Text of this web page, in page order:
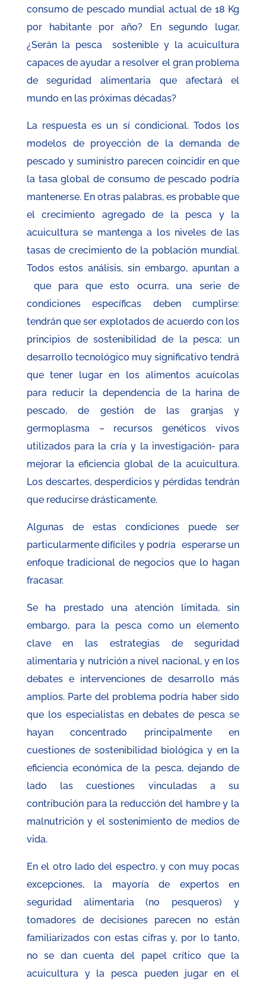
consumo de pescado mundial actual de 18 Kg
por habitante por año? En segundo lugar,
¿Serán la pesca sostenible y la acuicultura
capaces de ayudar a resolver el gran problema
de seguridad alimentaria que afectará el
mundo en las próximas décadas?
La respuesta es un sí condicional. Todos los
modelos de proyección de la demanda de
pescado y suministro parecen coincidir en que
la tasa global de consumo de pescado podría
mantenerse. En otras palabras, es probable que
el crecimiento agregado de la pesca y la
acuicultura se mantenga a los niveles de las
tasas de crecimiento de la población mundial.
Todos estos análisis, sin embargo, apuntan a
que para que esto ocurra, una serie de
condiciones específicas deben cumplirse:
tendrán que ser explotados de acuerdo con los
principios de sostenibilidad de la pesca; un
desarrollo tecnológico muy significativo tendrá
que tener lugar en los alimentos acuícolas
para reducir la dependencia de la harina de
pescado, de gestión de las granjas y
germoplasma – recursos genéticos vivos
utilizados para la cría y la investigación- para
mejorar la eficiencia global de la acuicultura.
Los descartes, desperdicios y pérdidas tendrán
que reducirse drásticamente.
Algunas de estas condiciones puede ser
particularmente difíciles y podría esperarse un
enfoque tradicional de negocios que lo hagan
fracasar.
Se ha prestado una atención limitada, sin
embargo, para la pesca como un elemento
clave en las estrategias de seguridad
alimentaria y nutrición a nivel nacional, y en los
debates e intervenciones de desarrollo más
amplios. Parte del problema podría haber sido
que los especialistas en debates de pesca se
hayan concentrado principalmente en
cuestiones de sostenibilidad biológica y en la
eficiencia económica de la pesca, dejando de
lado las cuestiones vinculadas a su
contribución para la reducción del hambre y la
malnutrición y el sostenimiento de medios de
vida.
En el otro lado del espectro, y con muy pocas
excepciones, la mayoría de expertos en
seguridad alimentaria (no pesqueros) y
tomadores de decisiones parecen no están
familiarizados con estas cifras y, por lo tanto,
no se dan cuenta del papel crítico que la
acuicultura y la pesca pueden jugar en el